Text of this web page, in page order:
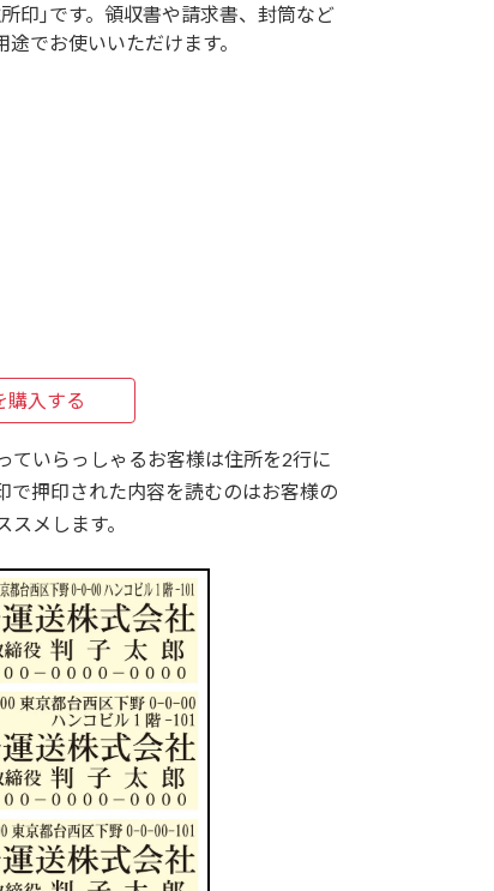
印｣です。領収書や請求書、封筒など
途でお使いいただけます。
購入する
ていらっしゃるお客様は住所を2行に
で押印された内容を読むのはお客様の
メします。